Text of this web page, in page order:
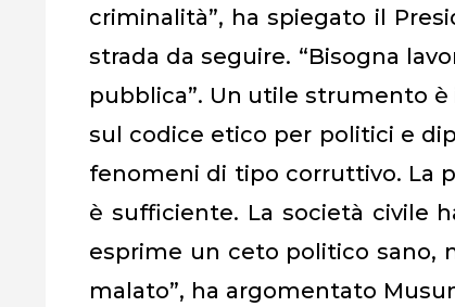
criminalità”, ha spiegato il
strada da seguire. “Bisogna
pubblica”. Un utile strumento
sul codice etico per politici e
fenomeni di tipo corruttivo. La
è sufficiente. La società civile
esprime un ceto politico sano,
malato”, ha argomentato